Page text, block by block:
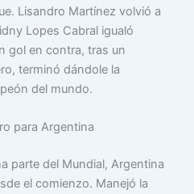
Lisandro Martínez volvió a
Lopes Cabral igualó
gol en contra, tras un
terminó dándole la
del mundo.
para Argentina
parte del Mundial, Argentina
el comienzo. Manejó la